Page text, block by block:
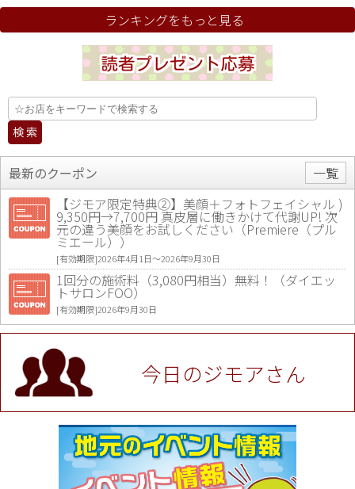
ランキングをもっと見る
最新のクーポン
一覧
【ジモア限定特典②】美顔＋フォトフェイシャル )
9,350円→7,700円 真皮層に働きかけて代謝UP! 次
元の違う美顔をお試しください（Premiere（プル
ミエール））
[有効期限]2026年4月1日〜2026年9月30日
1回分の施術料（3,080円相当）無料！（ダイエッ
トサロンFOO）
[有効期限]2026年9月30日
値段提示後「ジモア見た」で更に買い取り金額 U
P！※チケットと新品商品は除く（大黒屋 高田馬場
駅前店）
[有効期限]2026年9月30日
★ジモア限定特典★ お会計より全品5％OFF（ナチ
ュラル＆ハンドメイドショップ［マキマキ］）
[有効期限]2026年9月30日まで
【ジモア限定①】初回割引 特価 VIO脱毛11,000円
⇒8,800円（メンズ専門ワックス脱毛サロン Mickle
（ミックル））
今日のジモアさん